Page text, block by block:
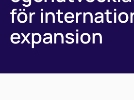
för
expansion